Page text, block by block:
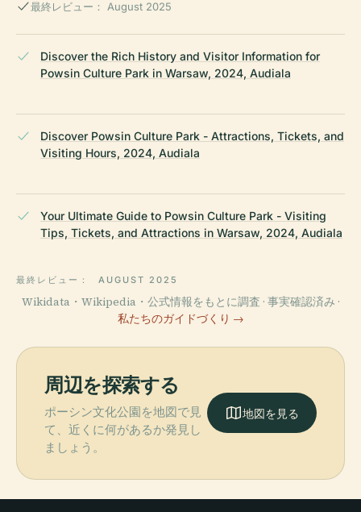
最終レビュー： August 2025
Discover the Rich History and Visitor Information for
Powsin Culture Park in Warsaw, 2024, Audiala
Discover Powsin Culture Park - Attractions, Tickets, and
Visiting Hours, 2024, Audiala
Your Ultimate Guide to Powsin Culture Park - Visiting
Tips, Tickets, and Attractions in Warsaw, 2024, Audiala
最終レビュー： AUGUST 2025
Wikidata・Wikipedia・公式情報をもとに調査 · 事実確認済み ·
私たちのガイドづくり →
周辺を探索する
ポーシン文化公園を地図で見
て、近くに何があるか発見し
ましょう。
地図を見る